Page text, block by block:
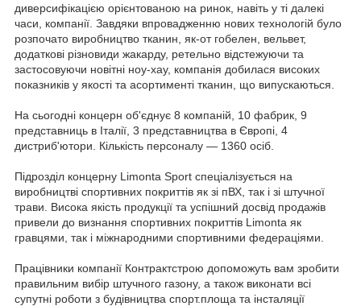
диверсифікацією орієнтованою на ринок, навіть у ті далекі
часи, компанії. Завдяки впровадженню нових технологій було
розпочато виробництво тканин, як-от гобелен, вельвет,
додаткові різновиди жакарду, ретельно відстежуючи та
застосовуючи новітні ноу-хау, компанія добилася високих
показників у якості та асортименті тканин, що випускаються.
На сьогодні концерн об'єднує 8 компаній, 10 фабрик, 9
представниць в Італії, 3 представництва в Європі, 4
дистриб'ютори. Кількість персоналу — 1360 осіб.
Підрозділ концерну Limonta Sport спеціалізується на
виробництві спортивних покриттів як зі пВХ, так і зі штучної
трави. Висока якість продукції та успішний досвід продажів
привели до визнання спортивних покриттів Limonta як
гравцями, так і міжнародними спортивними федераціями.
Працівники компанії Контрактстрою допоможуть вам зробити
правильним вибір штучного газону, а також виконати всі
супутні роботи з будівництва спорт.площа та інсталяції